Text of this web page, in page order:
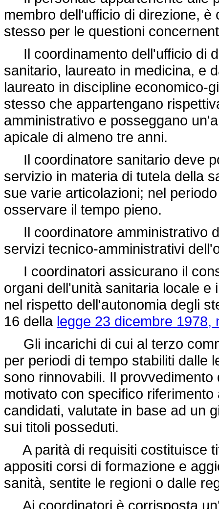
membro dell'ufficio di direzione,
stesso per le questioni
Il coordinamento dell'ufficio di
sanitario, laureato in medicina, e
laureato in discipline economico-
stesso che appartengano
amministrativo e posseggano
apicale di almeno tre anni.
Il coordinatore sanitario deve
servizio in materia di tutela della
sue varie articolazioni; nel
osservare il tempo pieno.
Il coordinatore amministrativo
servizi tecnico-amministrativi
I coordinatori assicurano il
organi dell'unità sanitaria locale
nel rispetto dell'autonomia degli
16 della legge 23 dicembre 1978,
Gli incarichi di cui al terzo
per periodi di tempo stabiliti dalle
sono rinnovabili. Il
motivato con specifico
candidati, valutate in base ad un
sui titoli posseduti.
A parità di requisiti costituisce
appositi corsi di formazione e
sanità, sentite le regioni o dalle
Ai coordinatori è corrisposta